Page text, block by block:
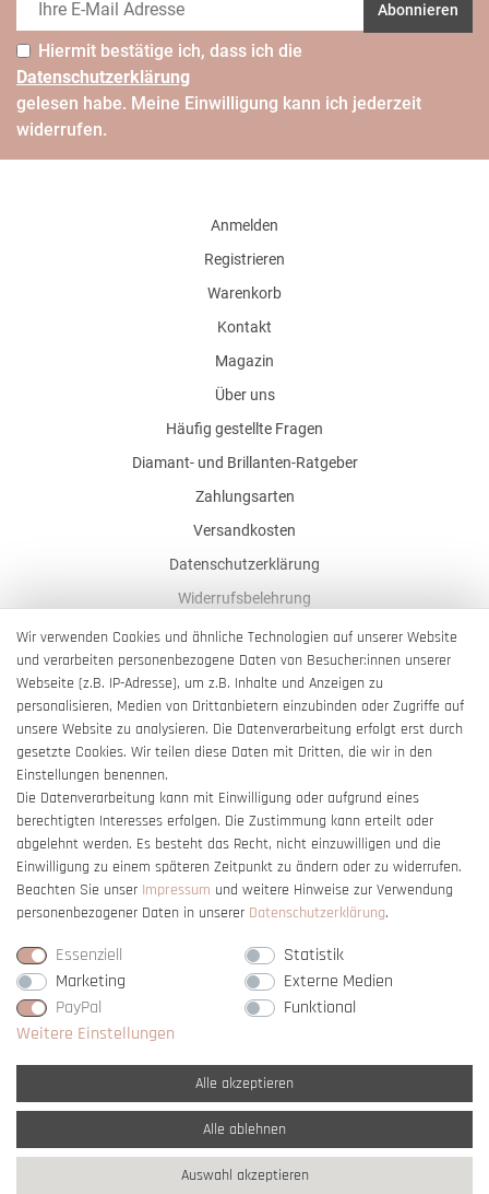
Abonnieren
Hiermit bestätige ich, dass ich die
Daten­schutz­erklärung
gelesen habe. Meine Einwilligung kann ich jederzeit
widerrufen.
Anmelden
Registrieren
Warenkorb
Kontakt
Magazin
Über uns
Häufig gestellte Fragen
Diamant- und Brillanten-Ratgeber
Zahlungsarten
Versandkosten
Datenschutzerklärung
Widerrufsbelehrung
AGB
Impressum
Barrierefreiheitserklärung
Vertrag widerrufen
* Alle Preise verstehen sich inkl. gesetzl. MwSt. undzzgl. Versandkosten
** Nur innerhalb Deutschlands© copyright 2007-2026 Schmuck Krone / Alle
Wir verwenden Cookies und ähnliche Technologien auf unserer Website
und verarbeiten personenbezogene Daten von Besucher:innen unserer
Webseite (z.B. IP-Adresse), um z.B. Inhalte und Anzeigen zu
personalisieren, Medien von Drittanbietern einzubinden oder Zugriffe auf
unsere Website zu analysieren. Die Datenverarbeitung erfolgt erst durch
gesetzte Cookies. Wir teilen diese Daten mit Dritten, die wir in den
Einstellungen benennen.
Die Datenverarbeitung kann mit Einwilligung oder aufgrund eines
berechtigten Interesses erfolgen. Die Zustimmung kann erteilt oder
abgelehnt werden. Es besteht das Recht, nicht einzuwilligen und die
Einwilligung zu einem späteren Zeitpunkt zu ändern oder zu widerrufen.
Beachten Sie unser Impressum und weitere Hinweise zur Verwendung
personenbezogener Daten in unserer Daten­schutz­erklärung.
Essenziell
Statistik
Marketing
Externe Medien
PayPal
Funktional
Weitere Einstellungen
Alle akzeptieren
Alle ablehnen
Auswahl akzeptieren